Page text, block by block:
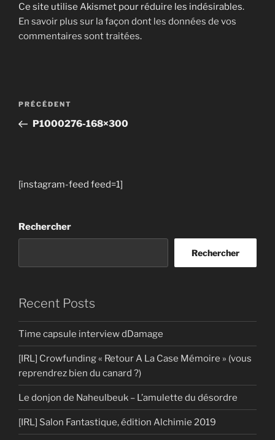
Ce site utilise Akismet pour réduire les indésirables.
En savoir plus sur la façon dont les données de vos
commentaires sont traitées.
Navigation
l’article
Article
précédent
PRÉCÉDENT
P1000276-168×300
[instagram-feed feed=1]
Rechercher
Rechercher
Recent Posts
Time capsule interview dDamage
[IRL] Crowfunding « Retour A La Case Mémoire » (vous
reprendrez bien du canard ?)
Le donjon de Naheulbeuk – L’amulette du désordre
[IRL] Salon Fantastique, édition Alchimie 2019